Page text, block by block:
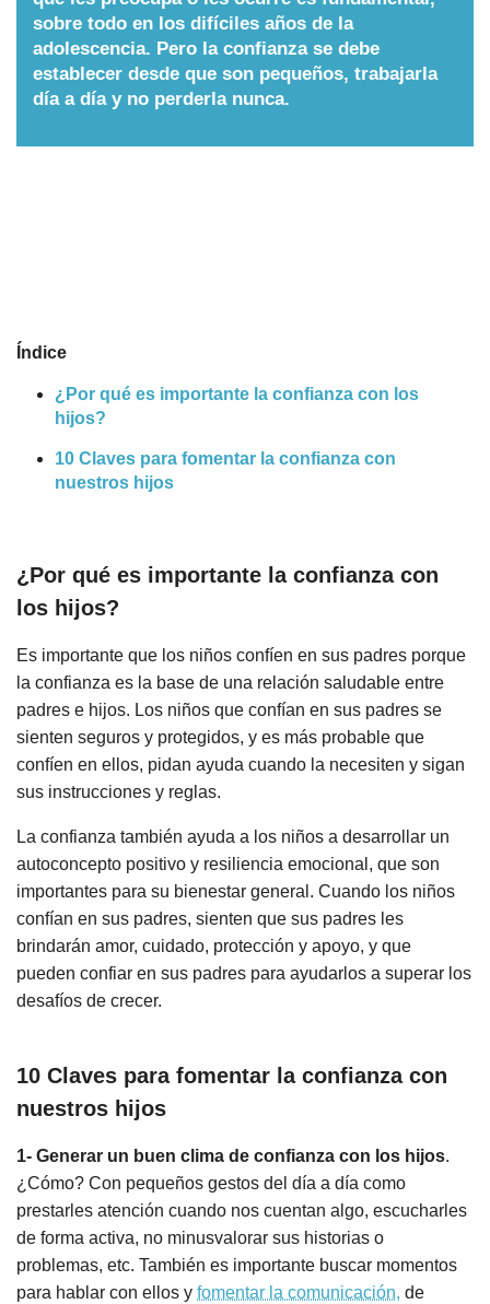
Nombres
Cuentos
sobre todo en los difíciles años de la
adolescencia. Pero la confianza se debe
establecer desde que son pequeños, trabajarla
día a día y no perderla nunca.
Índice
¿Por qué es importante la confianza con los
hijos?
10 Claves para fomentar la confianza con
nuestros hijos
¿Por qué es importante la confianza con
los hijos?
Es importante que los niños confíen en sus padres porque
la confianza es la base de una relación saludable entre
padres e hijos. Los niños que confían en sus padres se
sienten seguros y protegidos, y es más probable que
confíen en ellos, pidan ayuda cuando la necesiten y sigan
sus instrucciones y reglas.
La confianza también ayuda a los niños a desarrollar un
autoconcepto positivo y resiliencia emocional, que son
importantes para su bienestar general. Cuando los niños
confían en sus padres, sienten que sus padres les
brindarán amor, cuidado, protección y apoyo, y que
pueden confiar en sus padres para ayudarlos a superar los
desafíos de crecer.
10 Claves para fomentar la confianza con
nuestros hijos
1- Generar un buen clima de confianza con los hijos.
¿Cómo? Con pequeños gestos del día a día como
prestarles atención cuando nos cuentan algo, escucharles
de forma activa, no minusvalorar sus historias o
problemas, etc. También es importante buscar momentos
para hablar con ellos y fomentar la comunicación, de